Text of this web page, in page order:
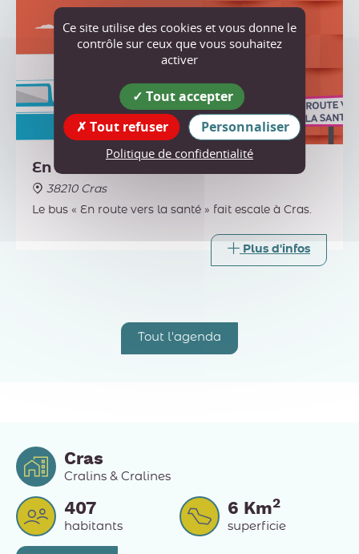
En route vers la santé à Cras
38210 Cras
Le bus « En route vers la santé » fait escale à Cras.
Plus d'infos
Tout l'agenda
Cras
Cralins & Cralines
407
habitants
6 Km2
superficie
Ce site utilise des cookies et vous donne le
contrôle sur ceux que vous souhaitez
activer
Tout accepter
Tout refuser
Personnaliser
Politique de confidentialité